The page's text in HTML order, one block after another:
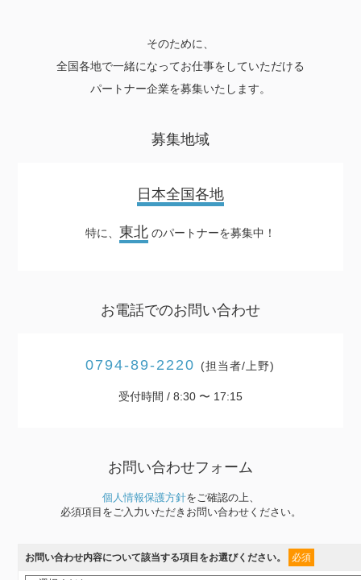
そのために、
全国各地で一緒になってお仕事をしていただける
パートナー企業を募集いたします。
募集地域
日本全国各地
特に、 東北のパートナーを募集中！
お電話でのお問い合わせ
0794-89-2220 (担当者/上野)
受付時間 / 8:30 〜 17:15
お問い合わせフォーム
個人情報保護方針をご確認の上、
必須項目をご入力いただきお問い合わせください。
お問い合わせ内容について該当する項目をお選びください。 必須